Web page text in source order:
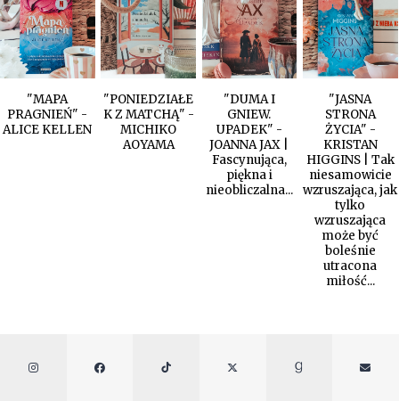
"MAPA
PRAGNIEŃ" -
ALICE KELLEN
"PONIEDZIAŁE
K Z MATCHĄ" -
MICHIKO
AOYAMA
"DUMA I
GNIEW.
UPADEK" -
JOANNA JAX |
Fascynująca,
piękna i
nieobliczalna...
"JASNA
STRONA
ŻYCIA" -
KRISTAN
HIGGINS | Tak
niesamowicie
wzruszająca, jak
tylko
wzruszająca
może być
boleśnie
utracona
miłość...